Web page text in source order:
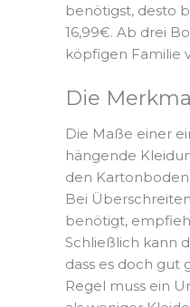
benötigst, desto
16,99€. Ab drei
köpfigen Familie
Die
Die Maße einer
hängende
den
Bei
benötigt,
Schließlich kann
dass es doch gut
Regel muss ein